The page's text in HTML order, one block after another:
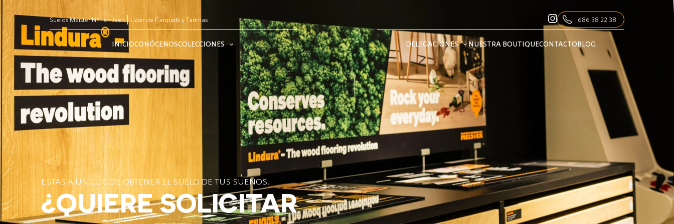
Suelos Meister Nº1 en Jaen Lider de Parquets y Tarimas
INICIOCONÓCENOSCOLECCIONES
686 38 22 38
DELEGACIONES NUESTRA BOUTIQUECONTACTOBLOG
ESTÁS A UN CLIC DE OBTENER EL SUELO DE TUS SUEÑOS.
¿QUIERE SOLICITAR